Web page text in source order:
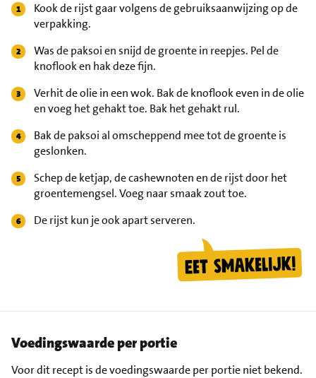
Kook de rijst gaar volgens de gebruiksaanwijzing op de
verpakking.
Was de paksoi en snijd de groente in reepjes. Pel de
knoflook en hak deze fijn.
Verhit de olie in een wok. Bak de knoflook even in de olie
en voeg het gehakt toe. Bak het gehakt rul.
Bak de paksoi al omscheppend mee tot de groente is
geslonken.
Schep de ketjap, de cashewnoten en de rijst door het
groentemengsel. Voeg naar smaak zout toe.
De rijst kun je ook apart serveren.
Voedingswaarde per portie
Voor dit recept is de voedingswaarde per portie niet bekend.